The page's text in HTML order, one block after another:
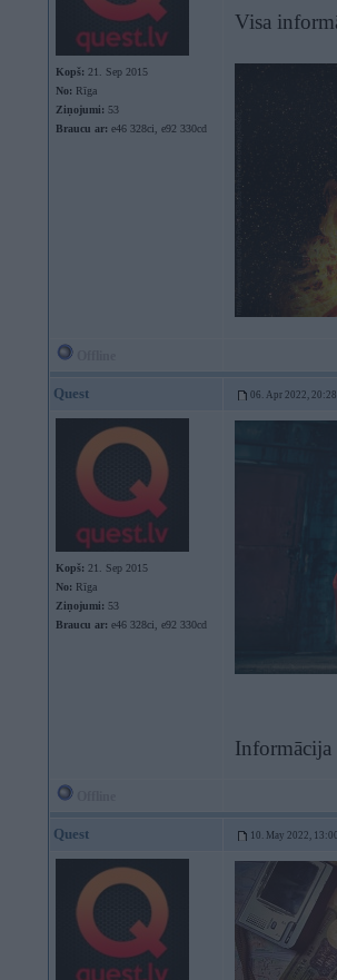
Kopš: 21. Sep 2015
No: Rīga
Ziņojumi: 53
Braucu ar: e46 328ci, e92 330cd
Visa
Quest 06. Apr 2022, 20:28
Kopš: 21. Sep 2015
No: Rīga
Ziņojumi: 53
Braucu ar: e46 328ci, e92 330cd
Informācija
Quest 10. May 2022,